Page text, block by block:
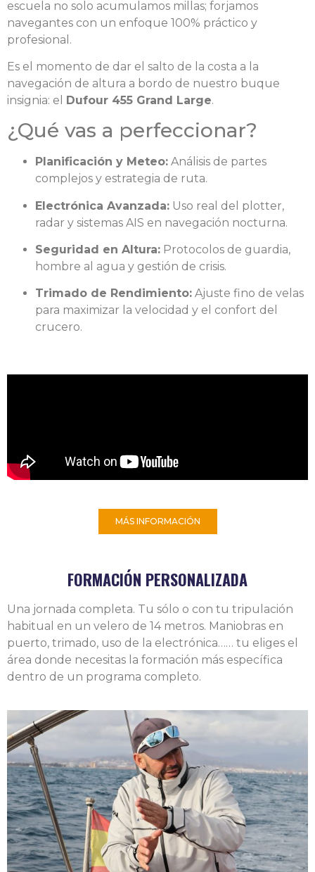
escuela no solo acumulamos millas; forjamos
navegantes con un enfoque 100% práctico y
profesional.
Es el momento de dar el salto de la costa a la
navegación de altura a bordo de nuestro buque
insignia: el Dufour 455 Grand Large.
¿Qué vas a perfeccionar?
Planificación y Meteo: Análisis de partes
complejos y estrategia de ruta.
Electrónica Avanzada: Uso real del plotter,
radar y sistemas AIS en navegación nocturna.
Seguridad en Altura: Protocolos de guardia,
hombre al agua y gestión de crisis.
Trimado de Rendimiento: Ajuste fino de velas
para maximizar la velocidad y el confort del
crucero.
MÁS INFORMACIÓN
FORMACIÓN PERSONALIZADA
Una jornada completa. Tu sólo o con tu tripulación
habitual en un velero de 14 metros. Maniobras en
puerto, trimado, uso de la electrónica…… tu eliges el
área donde necesitas la formación más específica
dentro de un programa completo.